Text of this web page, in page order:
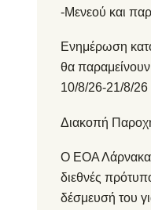
-Μενεού και
Ενημέρωση
θα παραμείνουν
10/8/26-21/8/26
Διακοπή
Ο ΕΟΑ
διεθνές
δέσμευσή του